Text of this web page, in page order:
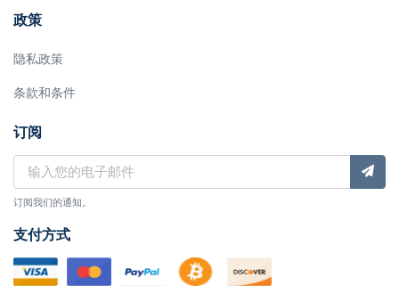
政策
隐私政策
条款和条件
订阅
订阅我们的通知。
支付方式